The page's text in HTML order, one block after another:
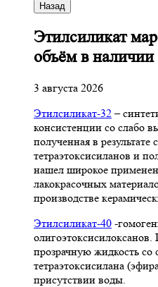
Назад
Этилсиликат
объём в наличии
3 августа 2026
Этилсиликат-32–
консистенции со слабо
полученная в
тетpаэтоксисиланов и
нашел широкое
лакокрасочных
производстве
Этилсиликат-40 -
олигоэтоксисилоксанов.
прозрачную жидкость со
тетраэтоксисилана
присутствии воды.